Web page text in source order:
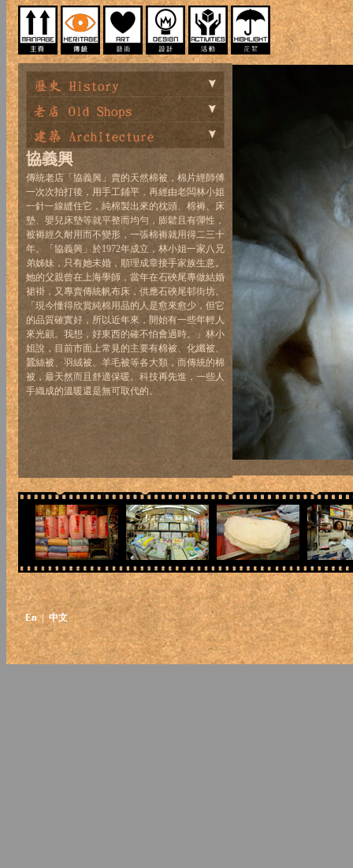
協義興
傳統老店「協義興」賣的天然棉被，棉片經師傅
一次次拍打後，用手工鋪平，再經由老闆林小姐
一針一線縫住它，純棉製出來的枕頭、棉褥、床
墊、嬰兒床墊等就平整而均勻，膨鬆且有彈性，
被褥經久耐用而不變形，一張棉褥就用得二三十
年。「協義興」於1972年成立，林小姐一家八兄
弟姊妹，只有她未婚，順理成章接手家族生意。
她的父親曾在上海學師，當年在石硤尾專做結婚
裙褂，又專賣傳統帆布床，供應石硤尾邨街坊。
「現今懂得欣賞純棉用品的人是愈來愈少，但它
的品質確實好，所以近年來，開始有一些年輕人
來光顧。我想，好東西的確不怕會過時。」林小
姐說，目前市面上常見的主要有棉被、化纖被、
蠶絲被、羽絨被、羊毛被等各大類，而傳統的棉
被，最天然而且舒適保暖。科技再先進，一些人
手織成的溫暖還是無可取代的。
En | 中文